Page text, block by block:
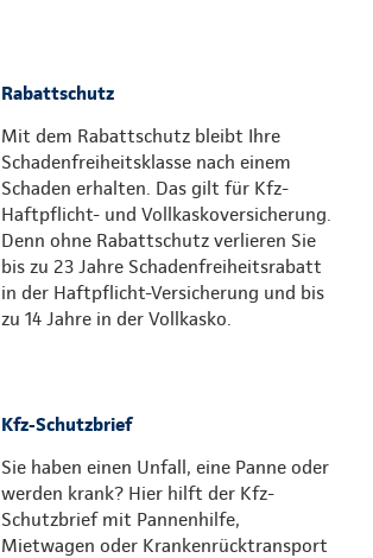
Rabattschutz
Mit dem Rabattschutz bleibt Ihre
Schadenfreiheitsklasse nach einem
Schaden erhalten. Das gilt für Kfz-
Haftpflicht- und Vollkaskoversicherung.
Denn ohne Rabattschutz verlieren Sie
bis zu 23 Jahre Schadenfreiheitsrabatt
in der Haftpflicht-Versicherung und bis
zu 14 Jahre in der Vollkasko.
Kfz-Schutzbrief
Sie haben einen Unfall, eine Panne oder
werden krank? Hier hilft der Kfz-
Schutzbrief mit Pannenhilfe,
Mietwagen oder Krankenrücktransport